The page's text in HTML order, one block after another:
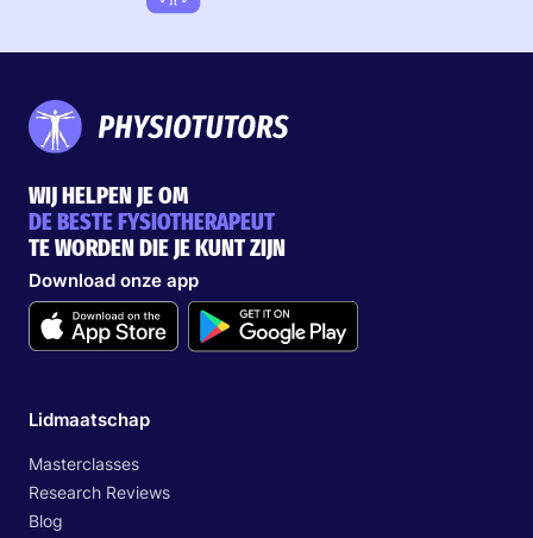
WIJ HELPEN JE OM
DE BESTE FYSIOTHERAPEUT
TE WORDEN DIE JE KUNT ZIJN
Download onze app
Lidmaatschap
Masterclasses
Research Reviews
Blog